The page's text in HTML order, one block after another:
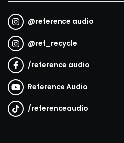
@reference audio
@ref_recycle
/reference audio
Reference Audio
/referenceaudio